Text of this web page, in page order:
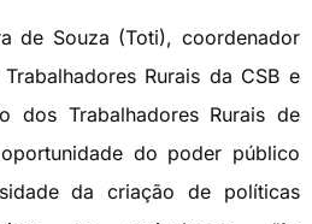
de Souza (Toti), coordenador
Rurais da CSB e
dos Trabalhadores Rurais de
do poder público
da criação de políticas